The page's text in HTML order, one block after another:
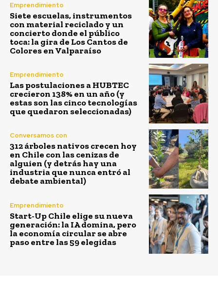
Emprendimiento
Siete escuelas, instrumentos
con material reciclado y un
concierto donde el público
toca: la gira de Los Cantos de
Colores en Valparaíso
Emprendimiento
Las postulaciones a HUBTEC
crecieron 138% en un año (y
estas son las cinco tecnologías
que quedaron seleccionadas)
Conversamos con
312 árboles nativos crecen hoy
en Chile con las cenizas de
alguien (y detrás hay una
industria que nunca entró al
debate ambiental)
Emprendimiento
Start-Up Chile elige su nueva
generación: la IA domina, pero
la economía circular se abre
paso entre las 59 elegidas